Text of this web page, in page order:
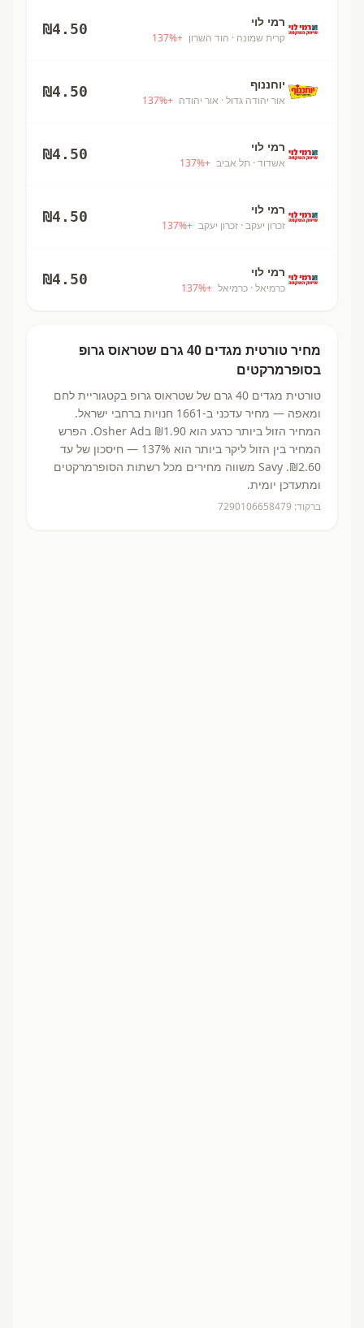
רמי לוי
קרית שמונה · הוד השרון +
137%
₪4.50
יוחננוף
אור יהודה גדול · אור יהודה +
137%
₪4.50
רמי לוי
אשדוד · תל אביב +
137%
₪4.50
רמי לוי
זכרון יעקב · זכרון יעקב +
137%
₪4.50
רמי לוי
כרמיאל · כרמיאל +
137%
₪4.50
מחיר טורטית מגדים 40 גרם
שטראוס גרופ
בסופרמרקטים
טורטית מגדים 40 גרם של שטראוס גרופ בקטגוריית לחם
ומאפה — מחיר עדכני ב-1661 חנויות ברחבי ישראל.
המחיר הזול ביותר כרגע הוא ₪1.90
בOsher Ad.
הפרש
המחיר בין הזול ליקר ביותר הוא 137% — חיסכון של עד
₪2.60.
Savy משווה מחירים מכל רשתות הסופרמרקטים
ומתעדכן יומית.
ברקוד: 7290106658479